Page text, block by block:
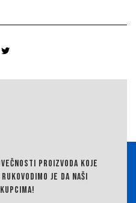
PROIZVODA KOJE
JE DA NAŠI